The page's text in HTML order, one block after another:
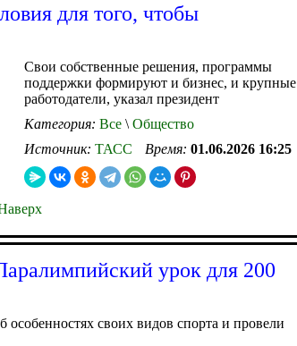
для того, чтобы
Свои собственные решения, программы
поддержки формируют и бизнес, и крупные
работодатели, указал президент
Категория: Все \ Общество
Источник: ТАСС Время: 01.06.2026 16:25
урок для 200
своих видов спорта и провели